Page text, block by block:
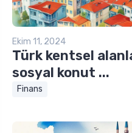
Ekim 11, 2024
Türk kentsel
sosyal konut ...
Finans